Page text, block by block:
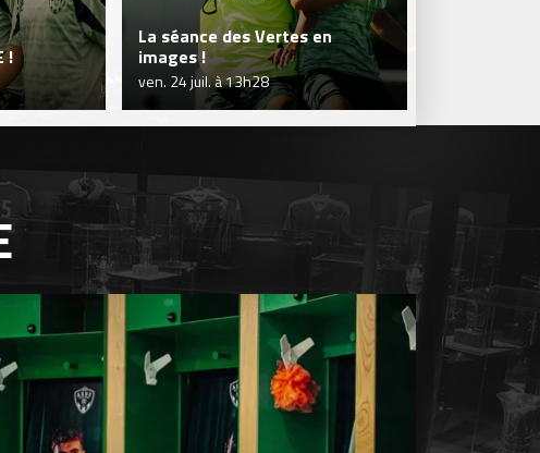
!
La séance des Vertes en
images !
ven. 24 juil. à 13h28